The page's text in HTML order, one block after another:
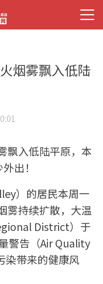
烟雾飘入低陆
飘入低陆平原，本
出！
）的居民本周一
雾持续扩散，大温
District）于
警告（Air Quality
染带来的健康风